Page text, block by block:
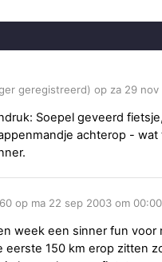
geregistreerd) op za 29 nov
Soepel geveerd
achterop -
op ma 22 sep 2003 om 00:00
week een sinner fun voor
eerste 150 km erop zitten